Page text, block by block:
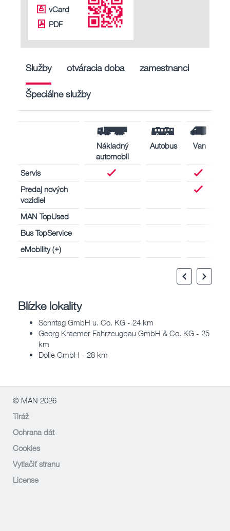
vCard
PDF
Služby otváracia doba zamestnanci
Špeciálne služby
Nákladný
automobil
Autobus Van
Servis
Predaj nových
vozidiel
MAN TopUsed
Bus TopService
eMobility (+)
Blízke lokality
Sonntag GmbH u. Co. KG - 24 km
Georg Kraemer Fahrzeugbau GmbH & Co. KG - 25
km
Dolle GmbH - 28 km
© MAN 2026
Tiráž
Ochrana dát
Cookies
Vytlačiť stranu
License